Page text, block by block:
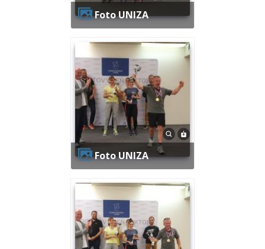
Foto UNIZA
Foto UNIZA